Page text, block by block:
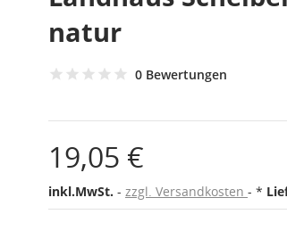
natur
0 Bewertungen
19,05 €
inkl.MwSt. zzgl. Versandkosten *